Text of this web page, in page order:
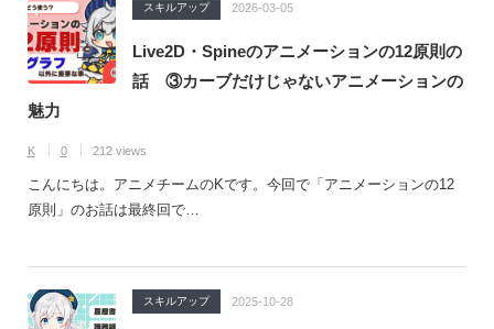
スキルアップ 2026-03-05
Live2D・Spineのアニメーションの12原則の
話 ③カーブだけじゃないアニメーションの
魅力
K 0 212 views
こんにちは。アニメチームのKです。今回で「アニメーションの12
原則」のお話は最終回で…
スキルアップ 2025-10-28